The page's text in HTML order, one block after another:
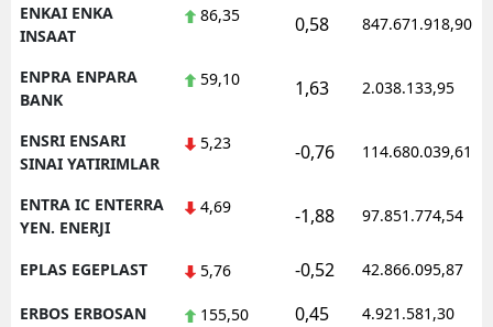
ENKAI ENKA
INSAAT
86,35 0,58 847.671.918,90
ENPRA ENPARA
BANK
59,10 1,63 2.038.133,95
ENSRI ENSARI
SINAI YATIRIMLAR
5,23 -0,76 114.680.039,61
ENTRA IC ENTERRA
YEN. ENERJI
4,69 -1,88 97.851.774,54
EPLAS EGEPLAST 5,76 -0,52 42.866.095,87
ERBOS ERBOSAN 155,50 0,45 4.921.581,30